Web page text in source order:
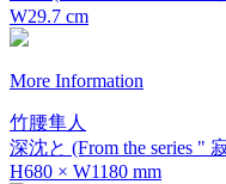
W29.7 cm
More Information
竹腰隼人
深沈と (From the series "
H680 × W1180 mm